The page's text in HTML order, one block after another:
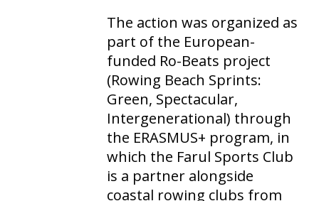
The action was organized as
part of the European-
funded Ro-Beats project
(Rowing Beach Sprints:
Green, Spectacular,
Intergenerational) through
the ERASMUS+ program, in
which the Farul Sports Club
is a partner alongside
coastal rowing clubs from